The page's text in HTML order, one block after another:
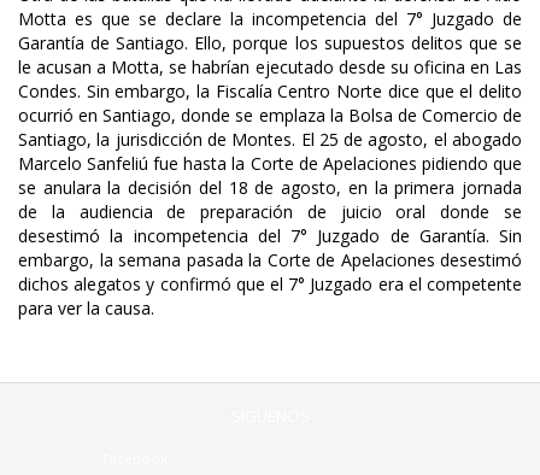
Motta es que se declare la incompetencia del 7° Juzgado de
Garantía de Santiago. Ello, porque los supuestos delitos que se
le acusan a Motta, se habrían ejecutado desde su oficina en Las
Condes. Sin embargo, la Fiscalía Centro Norte dice que el delito
ocurrió en Santiago, donde se emplaza la Bolsa de Comercio de
Santiago, la jurisdicción de Montes. El 25 de agosto, el abogado
Marcelo Sanfeliú fue hasta la Corte de Apelaciones pidiendo que
se anulara la decisión del 18 de agosto, en la primera jornada
de la audiencia de preparación de juicio oral donde se
desestimó la incompetencia del 7° Juzgado de Garantía. Sin
embargo, la semana pasada la Corte de Apelaciones desestimó
dichos alegatos y confirmó que el 7° Juzgado era el competente
para ver la causa.